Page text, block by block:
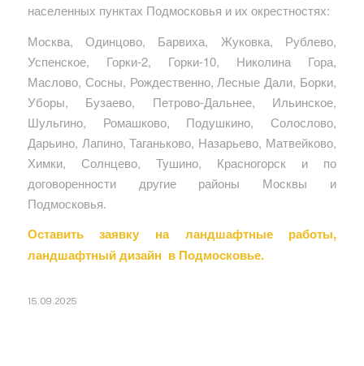
населенных пунктах Подмосковья и их окрестностях:
Москва, Одинцово, Барвиха, Жуковка, Рублево,
Успенское, Горки-2, Горки-10, Николина Гора,
Маслово, Сосны, Рождественно, Лесные Дали, Борки,
Уборы, Бузаево, Петрово-Дальнее, Ильинское,
Шульгино, Ромашково, Подушкино, Солослово,
Дарьино, Лапино, Таганьково, Назарьево, Матвейково,
Химки, Солнцево, Тушино, Красногорск и по
договоренности другие районы Москвы и
Подмосковья.
Оставить заявку на ландшафтные работы,
ландшафтный дизайн в Подмосковье.
15.09.2025